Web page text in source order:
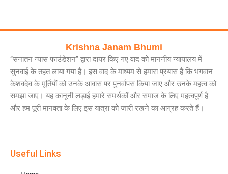
“सनातन न्यास फाउंडेशन” द्वारा दायर किए गए वाद को माननीय न्यायालय में
सुनवाई के तहत लाया गया है। इस वाद के माध्यम से हमारा प्रयास है कि भगवान
केशवदेव के मूर्तियों को उनके आवास पर पुनर्वापस किया जाए और उनके महत्व को
समझा जाए। यह कानूनी लड़ाई हमारे समर्थकों और समाज के लिए महत्वपूर्ण है
और हम पूरी मानवता के लिए इस यात्रा को जारी रखने का आग्रह करते हैं।
Krishna Janam Bhumi
Useful Links